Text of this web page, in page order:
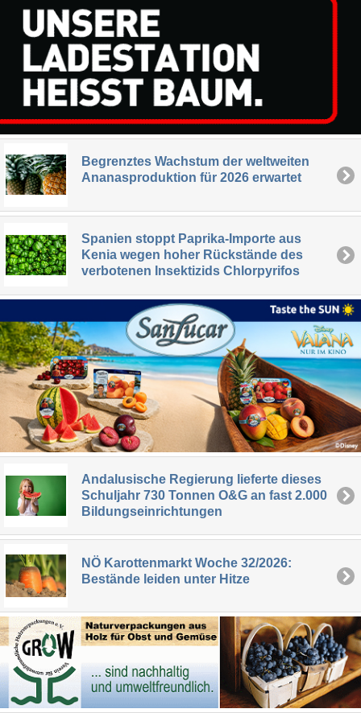
Begrenztes Wachstum der weltweiten
Ananasproduktion für 2026 erwartet
Spanien stoppt Paprika-Importe aus
Kenia wegen hoher Rückstände des
verbotenen Insektizids Chlorpyrifos
Andalusische Regierung lieferte dieses
Schuljahr 730 Tonnen O&G an fast 2.000
Bildungseinrichtungen
NÖ Karottenmarkt Woche 32/2026:
Bestände leiden unter Hitze